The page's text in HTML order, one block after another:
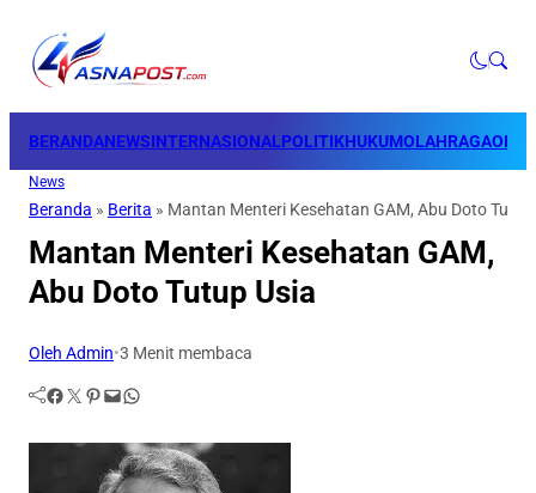
BERANDANEWSINTERNASIONALPOLITIKHUKUMOLAHRAGAOPINI
News
Beranda » Berita » Mantan Menteri Kesehatan GAM, Abu Doto Tutup
Mantan Menteri Kesehatan GAM,
Abu Doto Tutup Usia
Oleh Admin•3 Menit membaca
Facebook Twitter Pinterest Mail WhatsApp